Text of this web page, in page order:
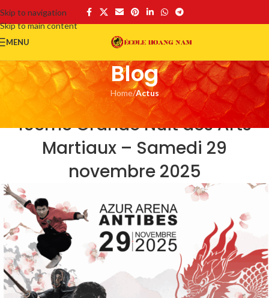
Skip to navigation
Skip to main content
MENU
Blog
Home/Actus
ACTUS
16ème Grande Nuit des Arts
Martiaux – Samedi 29
novembre 2025